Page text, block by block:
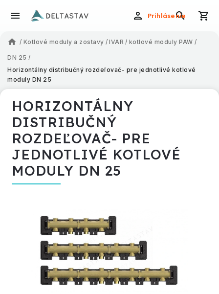
Prihlásenie
/ Kotlové moduly a zostavy / IVAR / kotlové moduly PAW /
DN 25 /
Horizontálny distribučný rozdeľovač- pre jednotlivé kotlové
moduly DN 25
HORIZONTÁLNY
DISTRIBUČNÝ
ROZDEĽOVAČ- PRE
JEDNOTLIVÉ KOTLOVÉ
MODULY DN 25